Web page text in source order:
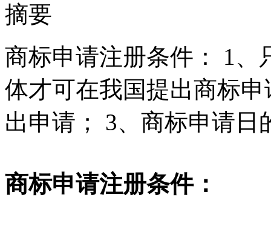
摘要
商标申请注册条件： 1、
体才可在我国提出商标
出申请； 3、商标申请日
商标申请注册条件：